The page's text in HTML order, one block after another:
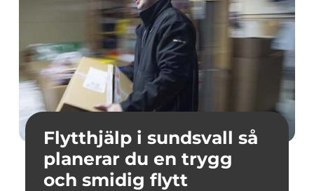
Flytthjälp i sundsvall så
planerar du en trygg
och smidig flytt